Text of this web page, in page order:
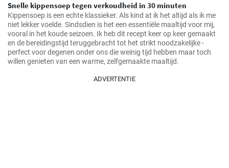
Snelle kippensoep tegen verkoudheid in 30 minuten
Kippensoep is een echte klassieker. Als kind at ik het altijd als ik me
niet lekker voelde. Sindsdien is het een essentiële maaltijd voor mij,
vooral in het koude seizoen. Ik heb dit recept keer op keer gemaakt
en de bereidingstijd teruggebracht tot het strikt noodzakelijke -
perfect voor degenen onder ons die weinig tijd hebben maar toch
willen genieten van een warme, zelfgemaakte maaltijd.
ADVERTENTIE